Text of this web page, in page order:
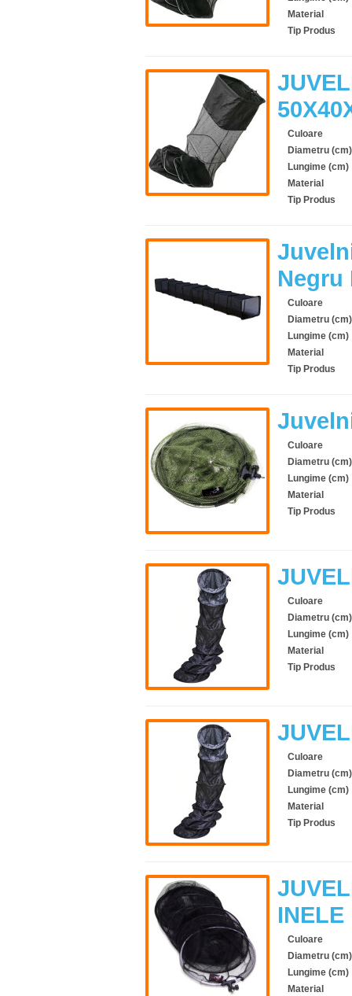
Material
Tip Produs
Culoare
Diametru (cm)
Lungime (cm)
Material
Tip Produs
Negru
Culoare
Diametru (cm)
Lungime (cm)
Material
Tip Produs
Culoare
Diametru (cm)
Lungime (cm)
Material
Tip Produs
Culoare
Diametru (cm)
Lungime (cm)
Material
Tip Produs
Culoare
Diametru (cm)
Lungime (cm)
Material
Tip Produs
INELE
Culoare
Diametru (cm)
Lungime (cm)
Material